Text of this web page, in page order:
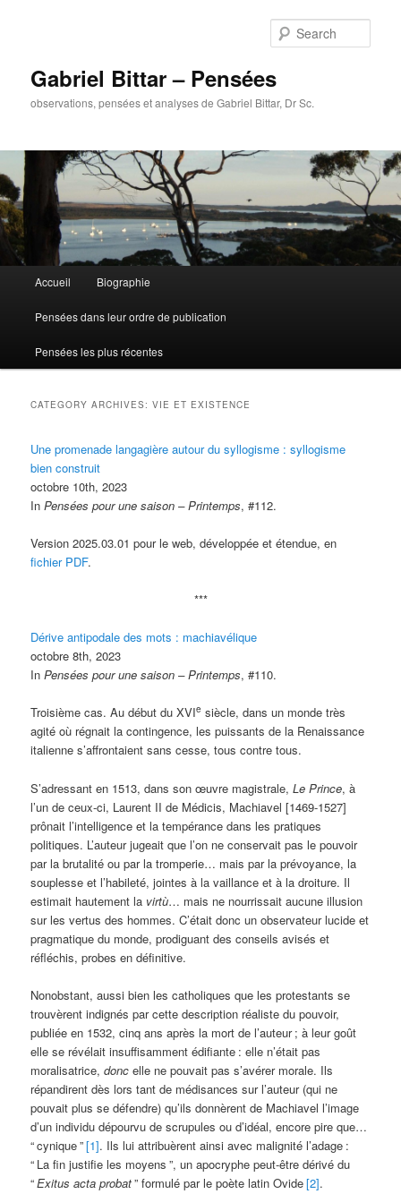
Gabriel Bittar – Pensées
observations, pensées et analyses de Gabriel Bittar, Dr Sc.
Skip to primary content
Skip to secondary content
Accueil Biographie
Pensées dans leur ordre de publication
Pensées les plus récentes
CATEGORY ARCHIVES:VIE ET EXISTENCE
Une promenade langagière autour du syllogisme : syllogisme
bien construit
octobre 10th, 2023
InPensées pour une saison – Printemps, #112.
Version 2025.03.01 pour le web, développée et étendue, en
fichier PDF.
***
Dérive antipodale des mots : machiavélique
octobre 8th, 2023
InPensées pour une saison – Printemps, #110.
Troisième cas. Au début du XVIe siècle, dans un monde très
agité où régnait la contingence, les puissants de la Renaissance
italienne s’affrontaient sans cesse, tous contre tous.
S’adressant en 1513, dans son œuvre magistrale,Le Prince, à
l’un de ceux-ci, Laurent II de Médicis, Machiavel [1469-1527]
prônait l’intelligence et la tempérance dans les pratiques
politiques. L’auteur jugeait que l’on ne conservait pas le pouvoir
par la brutalité ou par la tromperie… mais par la prévoyance, la
souplesse et l’habileté, jointes à la vaillance et à la droiture. Il
estimait hautement la virtù… mais ne nourrissait aucune illusion
sur les vertus des hommes. C’était donc un observateur lucide et
pragmatique du monde, prodiguant des conseils avisés et
réfléchis, probes en définitive.
Nonobstant, aussi bien les catholiques que les protestants se
trouvèrent indignés par cette description réaliste du pouvoir,
publiée en 1532, cinq ans après la mort de l’auteur ; à leur goût
elle se révélait insuffisamment édifiante : elle n’était pas
moralisatrice,donc elle ne pouvait pas s’avérer morale. Ils
répandirent dès lors tant de médisances sur l’auteur (qui ne
pouvait plus se défendre) qu’ils donnèrent de Machiavel l’image
d’un individu dépourvu de scrupules ou d’idéal, encore pire que…
“cynique”[1]. Ils lui attribuèrent ainsi avec malignité l’adage :
“ La fin justifie les moyens ”, un apocryphe peut-être dérivé du
“Exitus acta probat” formulé par le poète latin Ovide[2].